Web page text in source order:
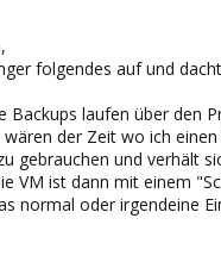
folgendes auf und
Backups laufen über den
der Zeit wo ich
gebrauchen und verhält
VM ist dann mit einem
normal oder irgendeine